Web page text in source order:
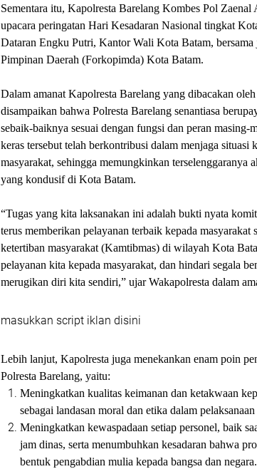
Sementara itu, Kapolresta Barelang Kombes Pol
upacara peringatan Hari Kesadaran Nasional tingkat
Dataran Engku Putri, Kantor Wali Kota Batam,
Pimpinan Daerah (Forkopimda) Kota Batam.
Dalam amanat Kapolresta Barelang yang dibacakan
disampaikan bahwa Polresta Barelang senantiasa
sebaik-baiknya sesuai dengan fungsi dan peran masing-
keras tersebut telah berkontribusi dalam menjaga situasi
masyarakat, sehingga memungkinkan terselenggaranya
yang kondusif di Kota Batam.
“Tugas yang kita laksanakan ini adalah bukti nyata
terus memberikan pelayanan terbaik kepada masyarakat
ketertiban masyarakat (Kamtibmas) di wilayah Kota
pelayanan kita kepada masyarakat, dan hindari segala
merugikan diri kita sendiri,” ujar Wakapolresta dalam
masukkan script iklan disini
Lebih lanjut, Kapolresta juga menekankan enam poin
Polresta Barelang, yaitu:
Meningkatkan kualitas keimanan dan ketakwaan
sebagai landasan moral dan etika dalam pelaksanaan
Meningkatkan kewaspadaan setiap personel, baik
jam dinas, serta menumbuhkan kesadaran bahwa
bentuk pengabdian mulia kepada bangsa dan negara.